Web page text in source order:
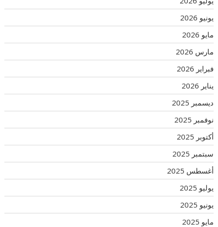
يونيو 2026
مايو 2026
مارس 2026
فبراير 2026
يناير 2026
ديسمبر 2025
نوفمبر 2025
أكتوبر 2025
سبتمبر 2025
أغسطس 2025
يوليو 2025
يونيو 2025
مايو 2025